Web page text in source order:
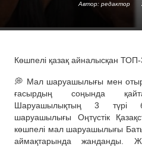
Автор: редактор
Көшпелі қазақ айналысқан ТОП-
💭 Мал шаруашылығы мен
ғасырдың соңында
Шаруашылықтың 3 түрі
шаруашылығы Оңтүстік
көшпелі мал шаруашылығы
аймақтарында жанданды.